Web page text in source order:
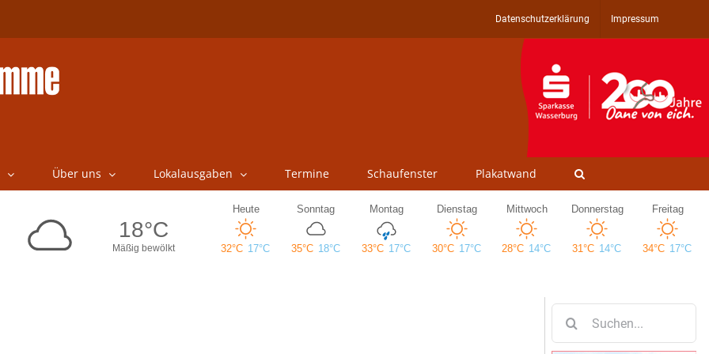
Datenschutzerklärung Impressum
Über uns Lokalausgaben Termine Schaufenster Plakatwand
nach: